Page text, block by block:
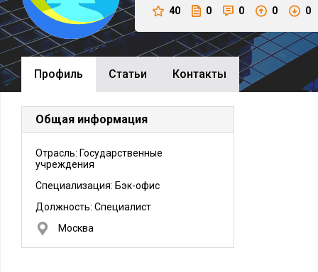
40 0 0 0 0
Профиль Cтатьи Контакты
Общая информация
Отрасль: Государственные
учреждения
Специализация: Бэк-офис
Должность: Специалист
Москва